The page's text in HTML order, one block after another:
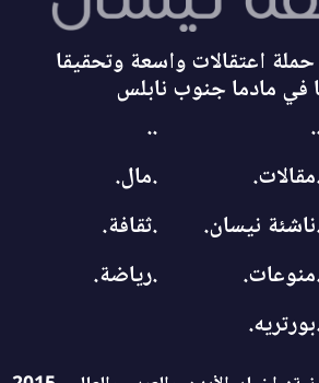
اعتقالات واسعة وتحقيقا
في مادما جنوب نابلس
..
.مال.
نيسان.
.ثقافة.
.رياضة.